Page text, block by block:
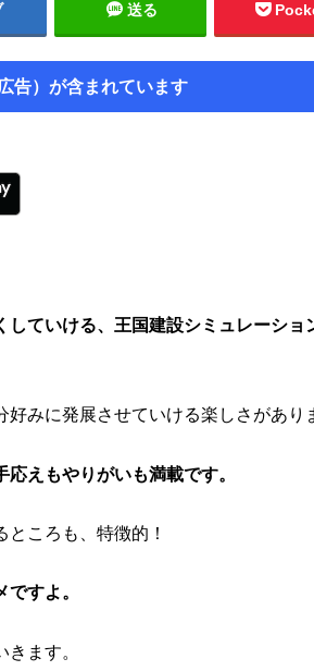
送る
告）が含まれています
していける、王国建設シミュレーショ
みに発展させていける楽しさがあり
えもやりがいも満載です。
ころも、特徴的！
すよ。
ます。